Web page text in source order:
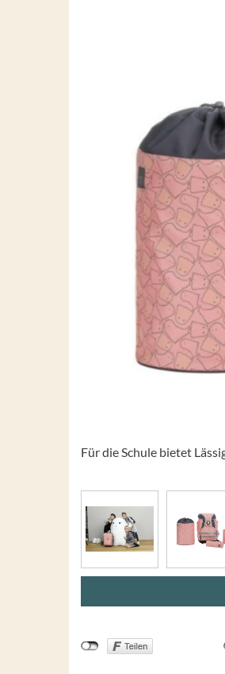
Für die Schule bietet